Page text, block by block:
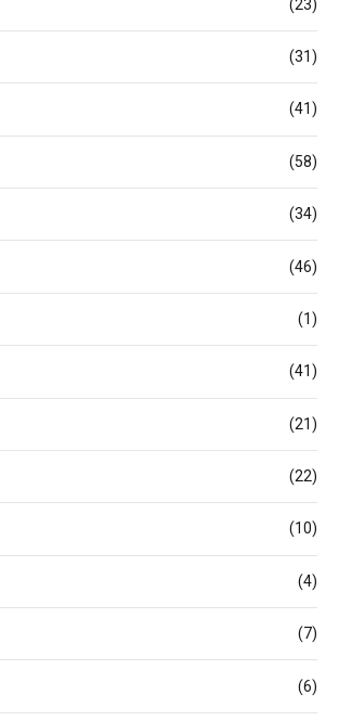
(23)
(31)
(41)
(58)
(34)
(46)
(1)
(41)
(21)
(22)
(10)
(4)
(7)
(6)